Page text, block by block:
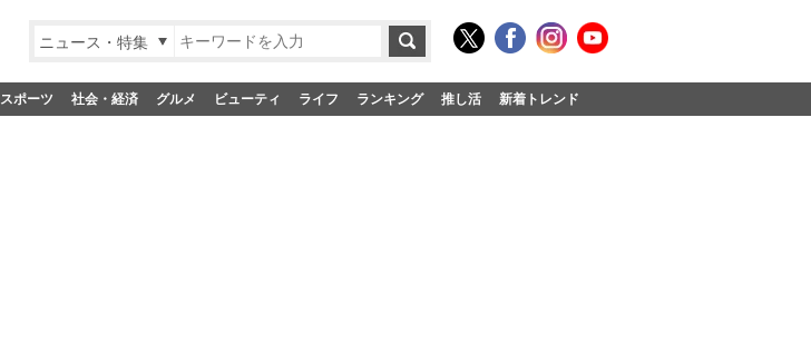
ニュース・特集
スポーツ 社会・経済 グルメ ビューティ ライフ ランキング 推し活 新着トレンド